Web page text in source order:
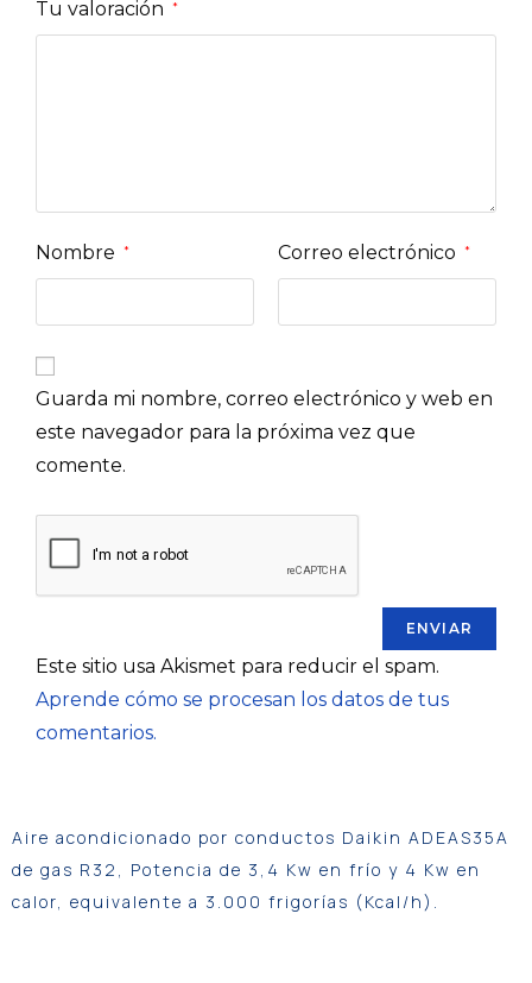
Tu valoración *
Nombre * Correo electrónico *
Guarda mi nombre, correo electrónico y web en
este navegador para la próxima vez que
comente.
Este sitio usa Akismet para reducir el spam.
Aprende cómo se procesan los datos de tus
comentarios.
Aire acondicionado por conductos Daikin ADEAS35A
de gas R32, Potencia de 3,4 Kw en frío y 4 Kw en
calor, equivalente a 3.000 frigorías (Kcal/h).